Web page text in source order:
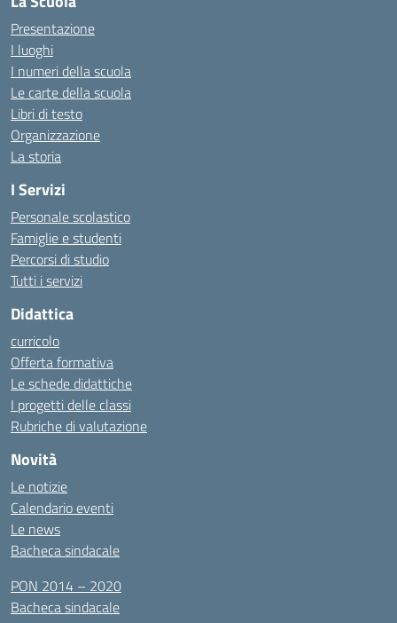
Presentazione
I luoghi
I numeri della scuola
Le carte della scuola
Libri di testo
Organizzazione
La storia
I Servizi
Personale scolastico
Famiglie e studenti
Percorsi di studio
Tutti i servizi
Didattica
curricolo
Offerta formativa
Le schede didattiche
I progetti delle classi
Rubriche di valutazione
Novità
Le notizie
Calendario eventi
Le news
Bacheca sindacale
PON 2014 – 2020
Bacheca sindacale